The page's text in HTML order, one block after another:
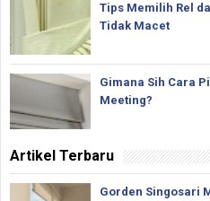
Tips Memilih Rel
Tidak Macet
Gimana Sih Cara
Meeting?
Artikel Terbaru
Gorden Singosari